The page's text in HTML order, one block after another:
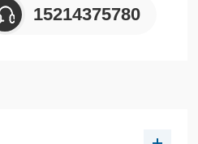
15214375780